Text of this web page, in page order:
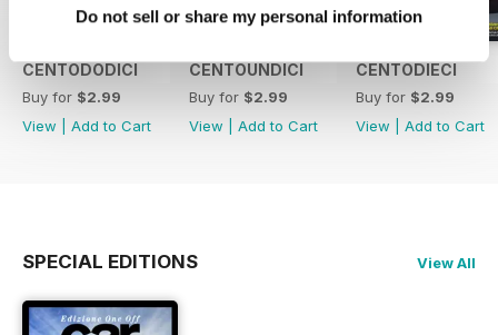
Do not sell or share my personal information
CENTODODICI
Buy for $2.99
View
Add to Cart
CENTOUNDICI
Buy for $2.99
View
Add to Cart
CENTODIECI
Buy for $2.99
View
Add to Cart
SPECIAL EDITIONS View All